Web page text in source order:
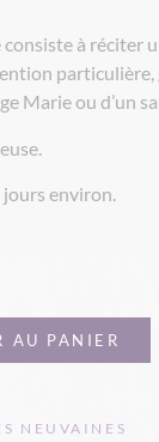
à réciter
particulière,
Marie ou d’un
jours environ.
AU PANIER
NEUVAINES